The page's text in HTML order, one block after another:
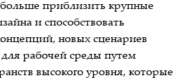
приблизить крупные
и способствовать
новых сценариев
рабочей среды путем
высокого уровня, которые